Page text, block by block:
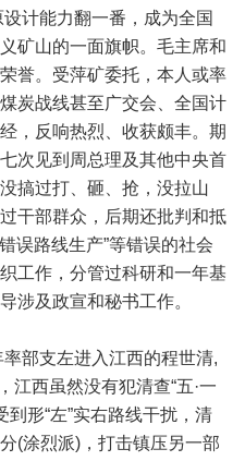
计能力翻一番，成为全国
矿山的一面旗帜。毛主席和
誉。受萍矿委托，本人或率
炭战线甚至广交会、全国计
，反响热烈、收获颇丰。期
次见到周总理及其他中央首
搞过打、砸、抢，没拉山
干部群众，后期还批判和抵
误路线生产”等错误的社会
工作，分管过科研和一年基
涉及政宣和秘书工作。
部支左进入江西的程世清,
江西虽然没有犯清查“五·一
到形“左”实右路线干扰，清
(涂烈派)，打击镇压另一部